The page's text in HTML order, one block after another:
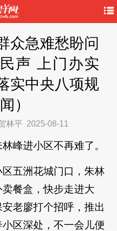
众急难愁盼问
声 上门办实
实中央八项规
）
林平 2025-08-11
峰进小区不再难了。
五洲花城门口，朱林
餐盒，快步走进大
老廖打个招呼，推出
区深处，不一会儿便